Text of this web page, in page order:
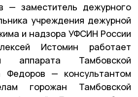
— заместитель дежурного
учреждения дежурной
и надзора УФСИН России
Истомин работает
аппарата Тамбовской
Федоров — консультантом
горожан Тамбовской